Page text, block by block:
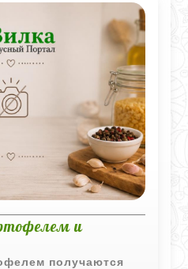
и
получаются